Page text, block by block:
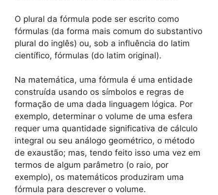
O plural da fórmula pode ser escrito como
fórmulas (da forma mais comum do substantivo
plural do inglês) ou, sob a influência do latim
científico, fórmulas (do latim original).
Na matemática, uma fórmula é uma entidade
construída usando os símbolos e regras de
formação de uma dada linguagem lógica. Por
exemplo, determinar o volume de uma esfera
requer uma quantidade significativa de cálculo
integral ou seu análogo geométrico, o método
de exaustão; mas, tendo feito isso uma vez em
termos de algum parâmetro (o raio, por
exemplo), os matemáticos produziram uma
fórmula para descrever o volume.